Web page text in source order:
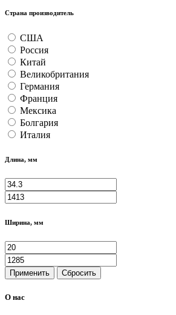
Страна производитель
США
Россия
Китай
Великобритания
Германия
Франция
Мексика
Болгария
Италия
Длина, мм
Ширина, мм
Применить Сбросить
О нас